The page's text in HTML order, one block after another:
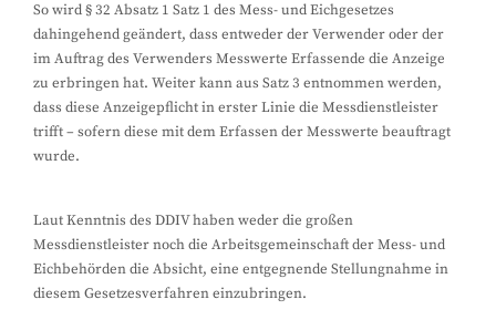
So wird § 32 Absatz 1 Satz 1 des Mess- und Eichgesetzes
dahingehend geändert, dass entweder der Verwender oder der
im Auftrag des Verwenders Messwerte Erfassende die Anzeige
zu erbringen hat. Weiter kann aus Satz 3 entnommen werden,
dass diese Anzeigepflicht in erster Linie die Messdienstleister
trifft – sofern diese mit dem Erfassen der Messwerte beauftragt
wurde.
Laut Kenntnis des DDIV haben weder die großen
Messdienstleister noch die Arbeitsgemeinschaft der Mess- und
Eichbehörden die Absicht, eine entgegnende Stellungnahme in
diesem Gesetzesverfahren einzubringen.